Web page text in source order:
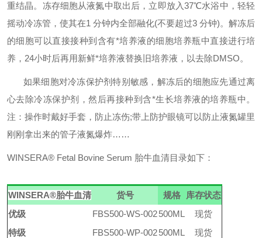
重结晶。冻存细胞从液氮中取出后，立即放入37℃水浴中，轻轻
摇动冷冻管，使其在1 分钟内全部融化(不要超过3 分钟)。解冻后
的细胞可以直接接种到含有*培养液的细胞培养瓶中直接进行培
养， 24小时后再用新鲜*培养液替换旧培养液，以去除DMSO。
如果细胞对冷冻保护剂特别敏感，解冻后的细胞应先通过离
心去除冷冻保护剂，然后再接种到含*生长培养液的培养瓶中。
注：操作时戴好手套，防止冻伤;带上防护眼镜可以防止液氮罐里
刚刚拿出来的管子液氮爆炸……
WINSERA® Fetal Bovine Serum 胎牛血清目录如下：
WINSERA®胎牛血清 货号 规格
库存状态
优级
FBS500-WS-002500ML
现货
特级
FBS500-WP-002500ML
现货